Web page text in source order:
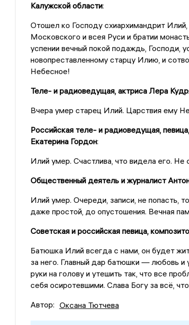
Калужской области:
Отошел ко Господу схиархимандрит
Московского и всея Руси и братии
успении вечный покой подаждь, Господи,
новопреставленному старцу Илию, и
Небесное!
Теле- и радиоведущая, актриса Лера
Вчера умер старец Илий. Царствия ему
Российская теле- и радиоведущая,
Екатерина Гордон:
Илий умер. Счастлива, что видела его.
Общественный деятель и журналист
Илий умер. Очереди, записи, не попасть,
даже простой, до опустошения. Вечная
Советская и российская певица,
Батюшка Илий всегда с нами, он будет
за него. Главный дар батюшки — любовь и
руки на голову и утешить так, что все
себя осиротевшими. Слава Богу за всё,
Автор: Оксана Тютчева